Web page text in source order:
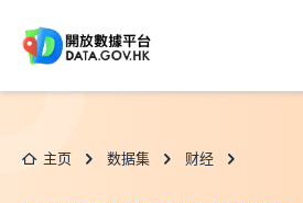
主页 数据集 财经